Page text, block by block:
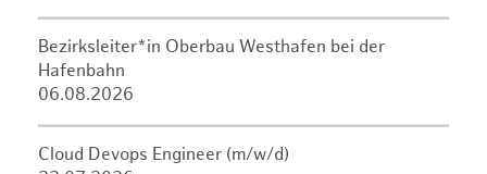
Bezirksleiter*in Oberbau Westhafen bei der
Hafenbahn
06.08.2026
Cloud Devops Engineer (m/w/d)